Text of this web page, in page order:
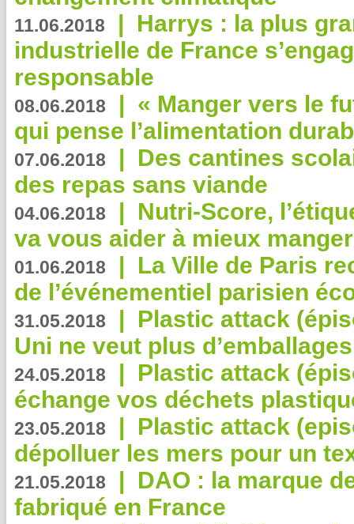
11.06.2018 | Harrys : la plus
industrielle de France
responsable
08.06.2018 | « Manger vers le
qui pense l’alimentation
07.06.2018 | Des cantines
des repas sans viande
04.06.2018 | Nutri-Score,
va vous aider à mieux
01.06.2018 | La Ville de Paris
de l’événementiel parisien
31.05.2018 | Plastic attack
Uni ne veut plus
24.05.2018 | Plastic attack
échange vos déchets
23.05.2018 | Plastic attack
dépolluer les mers pour un
21.05.2018 | DAO : la marque
fabriqué en France